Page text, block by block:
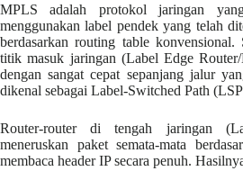
MPLS adalah protokol jaringan
menggunakan label pendek yang telah
berdasarkan routing table
titik masuk jaringan (Label Edge
dengan sangat cepat sepanjang jalur
dikenal sebagai Label-Switched Path
Router-router di tengah jaringan
meneruskan paket semata-mata
membaca header IP secara penuh.